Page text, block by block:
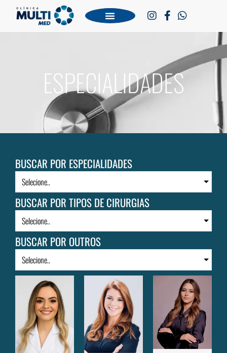
ESPECIALIDADES
BUSCAR POR ESPECIALIDADES
Selecione..
BUSCAR POR TIPOS DE CIRURGIAS
Selecione..
BUSCAR POR OUTROS
Selecione..